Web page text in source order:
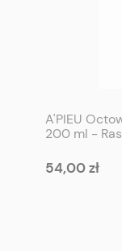
A'PIEU
200 ml -
54,00 zł